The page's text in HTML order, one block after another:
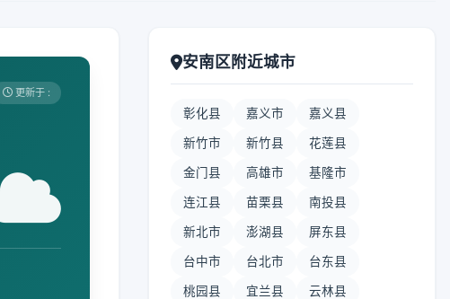
更新于 :
安南区附近城市
彰化县 嘉义市 嘉义县
新竹市 新竹县 花莲县
金门县 高雄市 基隆市
连江县 苗栗县 南投县
新北市 澎湖县 屏东县
台中市 台北市 台东县
桃园县 宜兰县 云林县